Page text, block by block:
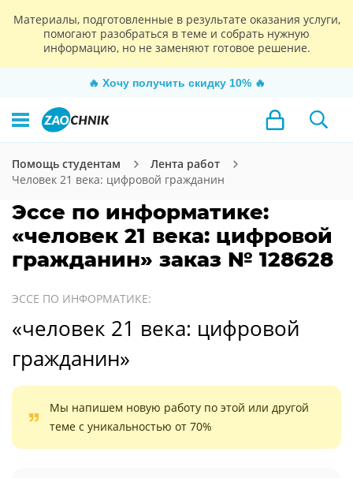
Материалы, подготовленные в результате оказания услуги,
помогают разобраться в теме и собрать нужную
информацию, но не заменяют готовое решение.
🔥 Хочу получить скидку 10% 🔥
Помощь студентам
Лента работ
Человек 21 века: цифровой гражданин
Эссе по информатике:
«человек 21 века: цифровой
гражданин» заказ № 128628
ЭССЕ ПО ИНФОРМАТИКЕ:
«человек 21 века: цифровой
гражданин»
Мы напишем новую работу по этой или другой
теме с уникальностью от 70%